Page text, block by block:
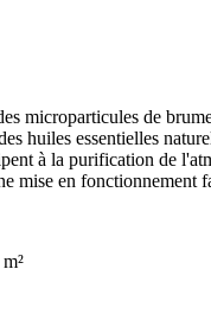
microparticules de
huiles essentielles
à la purification de
mise en fonctionnement